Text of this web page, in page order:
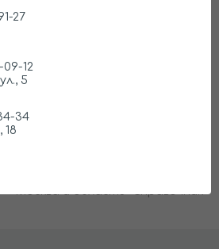
стоимость ремонта по
мере, он без проблем
наиболее характерных
поломки и цену устранения
наших специалистов
стоимость ремонта с 90%-
мастер не станет
реальную ситуацию и
клиента. Он просто
Справочник
Москва и область
27
09-12
5
34